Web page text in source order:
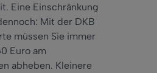
Eine Einschränkung
: Mit der DKB
müssen Sie immer
Euro am
abheben. Kleinere